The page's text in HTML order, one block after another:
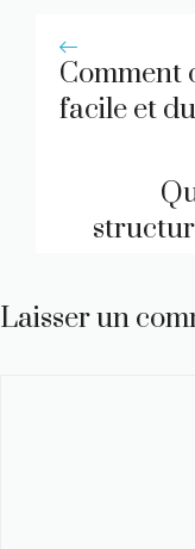
Comment
facile et
Laisser un